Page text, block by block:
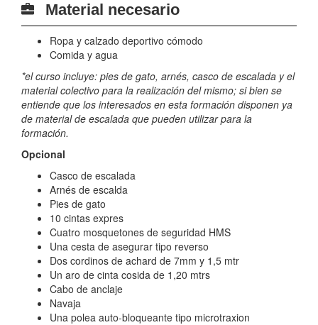
Material necesario
Ropa y calzado deportivo cómodo
Comida y agua
*el curso incluye: pies de gato, arnés, casco de escalada y el
material colectivo para la realización del mismo; si bien se
entiende que los interesados en esta formación disponen ya
de material de escalada que pueden utilizar para la
formación.
Opcional
Casco de escalada
Arnés de escalda
Pies de gato
10 cintas expres
Cuatro mosquetones de seguridad HMS
Una cesta de asegurar tipo reverso
Dos cordinos de achard de 7mm y 1,5 mtr
Un aro de cinta cosida de 1,20 mtrs
Cabo de anclaje
Navaja
Una polea auto-bloqueante tipo microtraxion